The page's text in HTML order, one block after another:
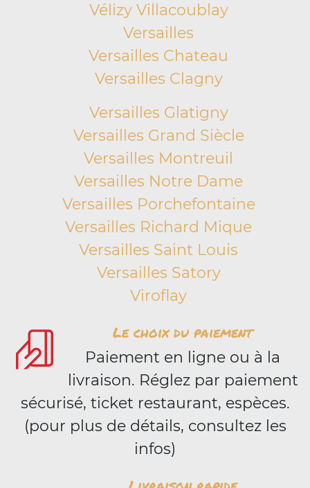
Vélizy Villacoublay
Versailles
Versailles Chateau
Versailles Clagny
Versailles Glatigny
Versailles Grand Siècle
Versailles Montreuil
Versailles Notre Dame
Versailles Porchefontaine
Versailles Richard Mique
Versailles Saint Louis
Versailles Satory
Viroflay
Le choix du paiement
Paiement en ligne ou à la
livraison. Réglez par paiement
sécurisé, ticket restaurant, espèces.
(pour plus de détails, consultez les
infos)